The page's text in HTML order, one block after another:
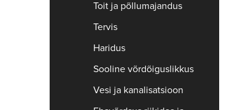
Toit ja põllumajandus
Tervis
Haridus
Sooline võrdõiguslikkus
Vesi ja kanalisatsioon